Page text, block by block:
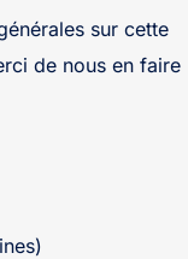
sur cette
de nous en faire